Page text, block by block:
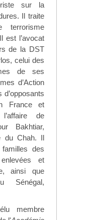
sur la
Il traite
terrorisme
est l’avocat
de la DST
celui des
de ses
d’Action
France et
de
Bakhtiar,
du Chah. Il
des
et
ainsi que
Sénégal,
membre